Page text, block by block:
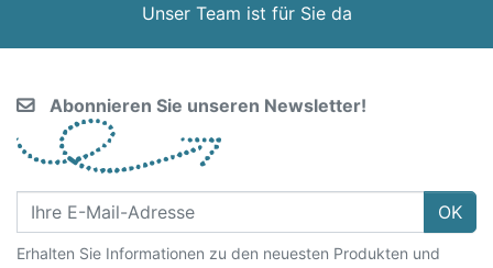
Unser Team ist für Sie da
Abonnieren Sie unseren Newsletter!
OK
Erhalten Sie Informationen zu den neuesten Produkten und